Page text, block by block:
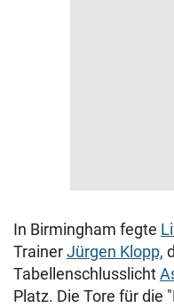
In Birmingham fegte
TrainerJürgen Klopp,
Tabellenschlusslicht
Platz. Die Tore für die